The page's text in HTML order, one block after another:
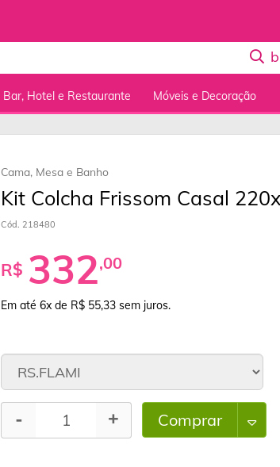
Bar, Hotel e Restaurante Móveis e Decoração
Cama, Mesa e Banho
Kit Colcha Frissom Casal
Cód. 218480
R$ 332,00
Em até 6x de R$ 55,33sem juros.
- + Comprar